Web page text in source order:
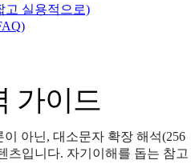
고 실용적으로)
가이드
아닌, 대소문자 확장 해석(256
츠입니다. 자기이해를 돕는 참고